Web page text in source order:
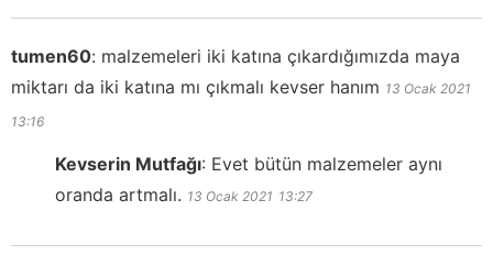
tumen60: malzemeleri iki katına çıkardığımızda maya
miktarı da iki katına mı çıkmalı kevser hanım 13 Ocak 2021
13:16
Kevserin Mutfağı: Evet bütün malzemeler aynı
oranda artmalı. 13 Ocak 2021 13:27